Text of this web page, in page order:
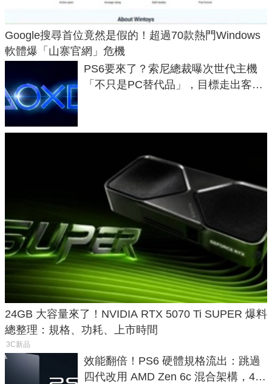
Google搜尋首位竟然是假的！超過70款熱門Windows
軟體爆「山寨官網」危機
PS6要來了？索尼總裁曝次世代主機
「不只是PC替代品」，目標走出客
24GB 大容量來了！NVIDIA RTX 5070 Ti SUPER 爆料
總整理：規格、功耗、上市時間
3C新品
效能翻倍！PS6 硬體規格流出：跳過
四代改用 AMD Zen 6c 混合架構，4K